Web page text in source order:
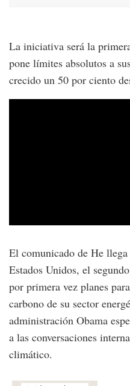
La iniciativa será la
pone límites absolutos a
crecido un 50 por ciento
El comunicado de He
Estados Unidos, el
por primera vez planes
carbono de su sector
administración Obama
a las conversaciones
climático.